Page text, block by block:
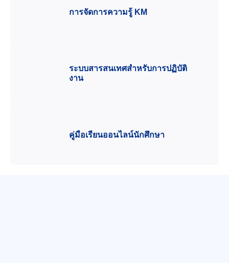
การจัดการความรู้ KM
ระบบสารสนเทศสำหรับการปฏิบัติ
งาน
คู่มือเรียนออนไลน์นักศึกษา